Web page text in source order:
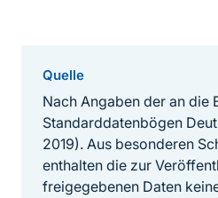
Quelle
Nach Angaben der an die
Standarddatenbögen
2019). Aus besonderen
enthalten die zur
freigegebenen Daten